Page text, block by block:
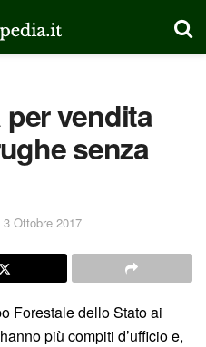
vendita
senza
3 Ottobre 2017
Forestale dello Stato ai
più compiti d’ufficio e,